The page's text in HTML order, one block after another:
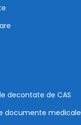
decontate de CAS
documente medicale